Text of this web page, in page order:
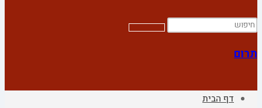
תרום
דף הבית